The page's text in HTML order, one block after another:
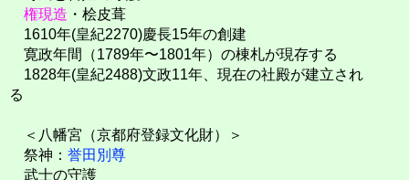
権現造 ・桧皮葺
1610年(皇紀2270)慶長15年の創建
寛政年間（1789年〜1801年）の棟札が現存する
1828年(皇紀2488)文政11年、現在の社殿が建立され
る
＜八幡宮（京都府登録文化財）＞
祭神： 誉田別尊
武士の守護